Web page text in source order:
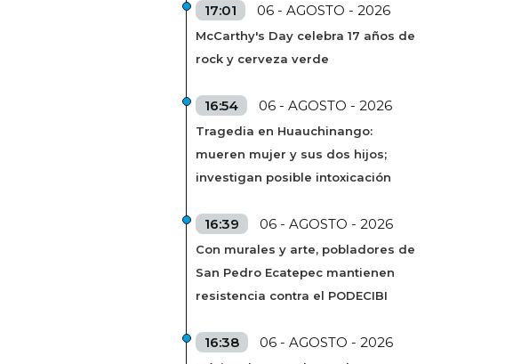
17:01 06 - AGOSTO - 2026
McCarthy's Day celebra 17 años de
rock y cerveza verde
16:54 06 - AGOSTO - 2026
Tragedia en Huauchinango:
mueren mujer y sus dos hijos;
investigan posible intoxicación
16:39 06 - AGOSTO - 2026
Con murales y arte, pobladores de
San Pedro Ecatepec mantienen
resistencia contra el PODECIBI
16:38 06 - AGOSTO - 2026